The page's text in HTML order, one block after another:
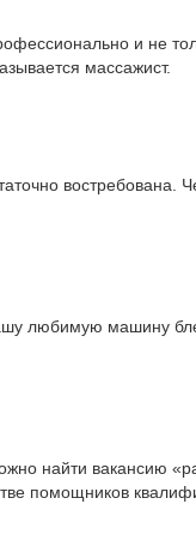
и не
массажист.
востребована.
любимую машину
найти вакансию
помощников